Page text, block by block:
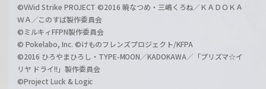
©ViVid Strike PROJECT ©2016 暁なつめ・三嶋くろね／ＫＡＤＯＫＡ
ＷＡ／このすば製作委員会
©ミルキィFFPN製作委員会
© Pokelabo, Inc. ©けものフレンズプロジェクト/KFPA
©2016 ひろやまひろし・TYPE-MOON／KADOKAWA／「プリズマ☆イ
リヤ ドライ!!」製作委員会
©Project Luck & Logic